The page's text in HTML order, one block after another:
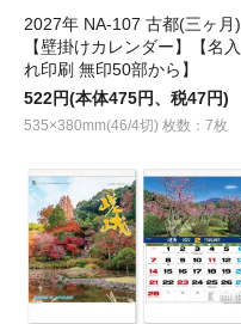
2027年 NA-107 古都(三ヶ月)
【壁掛けカレンダー】【名入
れ印刷 無印50部から】
522円(本体475円、税47円)
535×380mm(46/4切) 枚数：7枚